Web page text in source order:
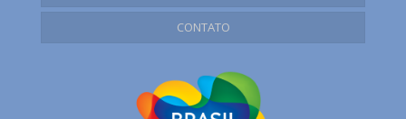
Capão Bonito do Sul
Ipê
CONTATO